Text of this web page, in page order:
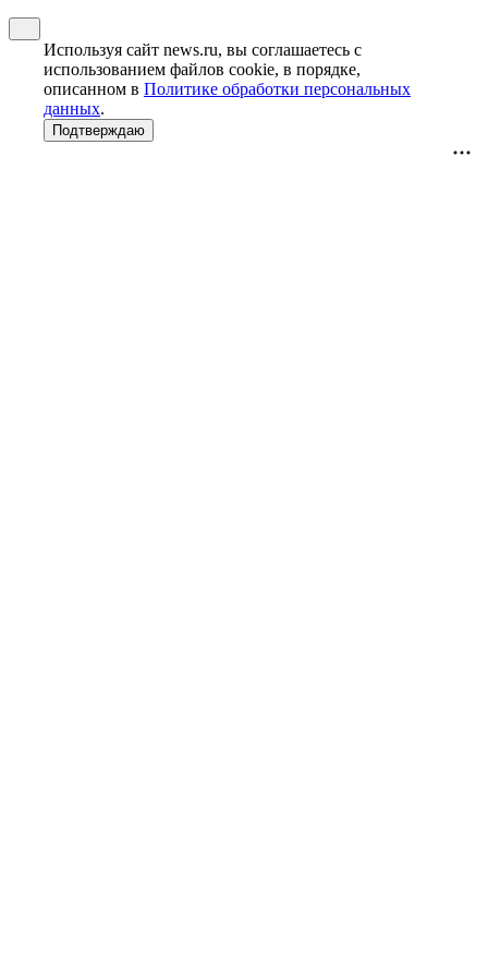
Используя сайт news.ru, вы соглашаетесь с
использованием файлов cookie, в порядке,
описанном в Политике обработки персональных
данных.
Подтверждаю